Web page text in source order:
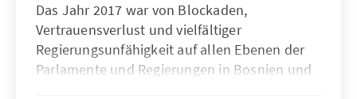
Das Jahr 2017 war von Blockaden,
Vertrauensverlust und vielfältiger
Regierungsunfähigkeit auf allen Ebenen der
Parlamente und Regierungen in Bosnien und